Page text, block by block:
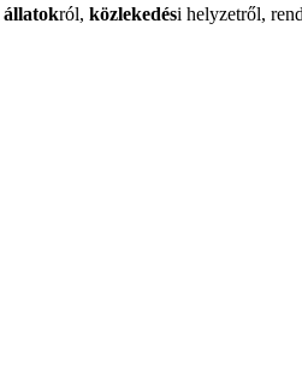
állatokról, közlekedési helyzetről,